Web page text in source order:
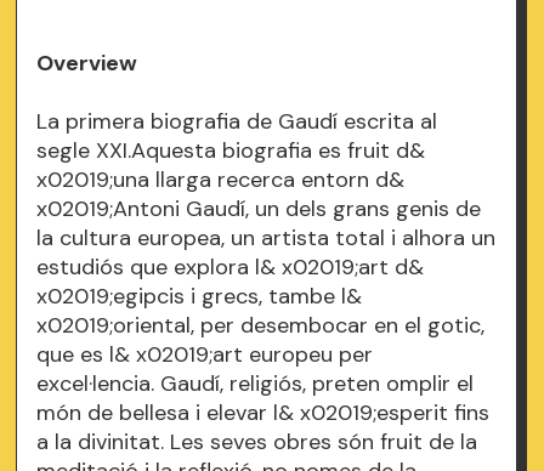
Overview
La primera biografia de Gaudí escrita al
segle XXI.Aquesta biografia es fruit d&
x02019;una llarga recerca entorn d&
x02019;Antoni Gaudí, un dels grans genis de
la cultura europea, un artista total i alhora un
estudiós que explora l& x02019;art d&
x02019;egipcis i grecs, tambe l&
x02019;oriental, per desembocar en el gotic,
que es l& x02019;art europeu per
excel·lencia. Gaudí, religiós, preten omplir el
món de bellesa i elevar l& x02019;esperit fins
a la divinitat. Les seves obres són fruit de la